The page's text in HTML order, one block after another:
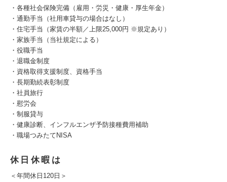
・各種社会保険完備（雇用・労災・健康・厚生年金）
・通勤手当（社用車貸与の場合はなし）
・住宅手当（家賃の半額／上限25,000円 ※規定あり）
・家族手当（当社規定による）
・役職手当
・退職金制度
・資格取得支援制度、資格手当
・長期勤続表彰制度
・社員旅行
・慰労会
・制服貸与
・健康診断、インフルエンザ予防接種費用補助
・職場つみたてNISA
休日休暇は
＜年間休日120日＞